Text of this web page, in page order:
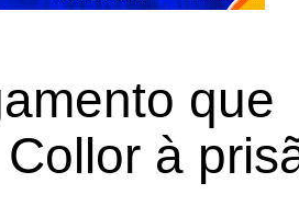
que
à